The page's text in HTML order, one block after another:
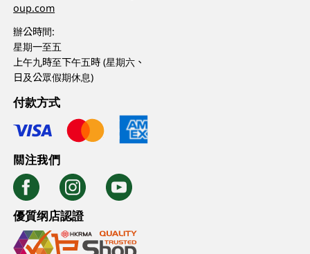
oup.com
辦公時間:
星期一至五
上午九時至下午五時 (星期六、
日及公眾假期休息)
付款方式
關注我們
優質纲店認證